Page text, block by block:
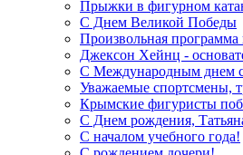
Прыжки в фигурном
С Днем Великой Победы
Произвольная
Джексон Хейнц -
С Международным днем
Уважаемые спортсмены,
Крымские фигуристы
С Днем рождения,
С началом учебного года!